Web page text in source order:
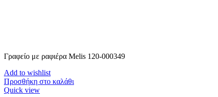
Γραφείο με ραφιέρα Melis 120-000349
Add to wishlist
Προσθήκη στο καλάθι
Quick view